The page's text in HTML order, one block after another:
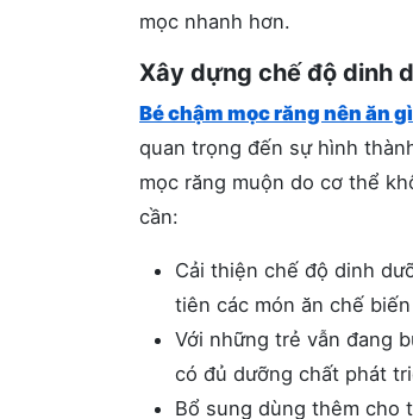
mọc nhanh hơn.
Xây dựng chế độ dinh
Bé chậm mọc răng nên ăn gì
quan trọng đến sự hình
mọc răng muộn do cơ thể
cần:
Cải thiện chế độ dinh
tiên các món ăn chế
Với những trẻ vẫn đang
có đủ dưỡng chất phát
Bổ sung dùng thêm cho